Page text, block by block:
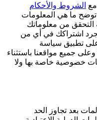
الشروط والأحكام
توضح ما هي المعلومات
التحقق من معلوماتك
اشتراكك في أي من
على تطبيق سياسة
جميع مواقعنا باستثناء
خصوصية خاصة بها ولا
بعد تجاوز الحد